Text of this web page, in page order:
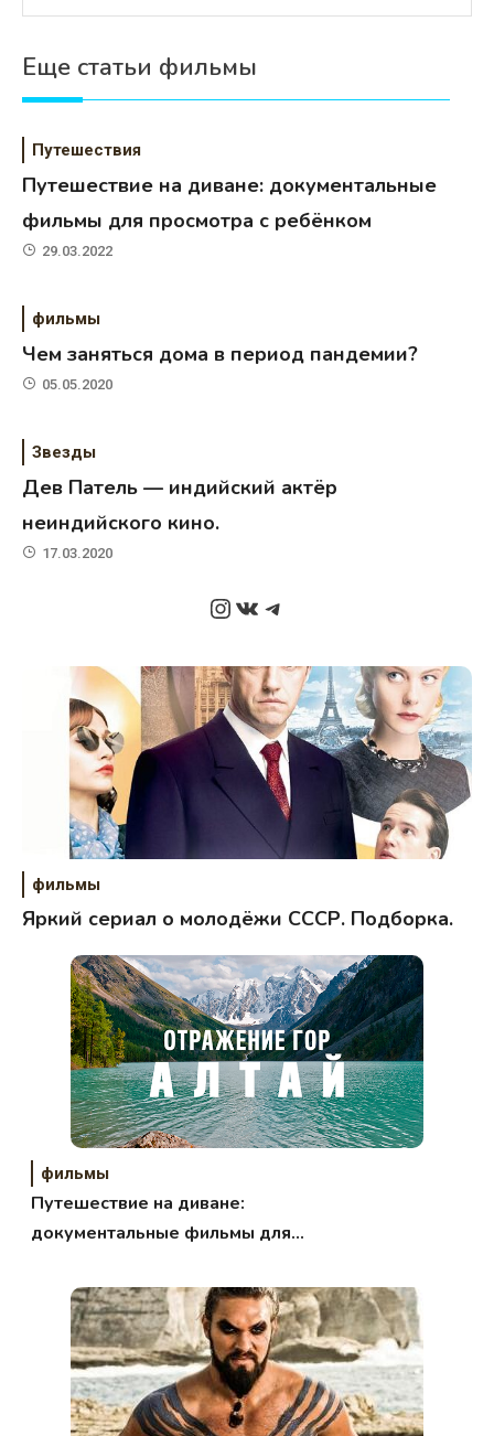
Еще статьи фильмы
Путешествия
Путешествие на диване: документальные
фильмы для просмотра с ребёнком
29.03.2022
фильмы
Чем заняться дома в период пандемии?
05.05.2020
Звезды
Дев Патель — индийский актёр
неиндийского кино.
17.03.2020
Instagram
ВКонтакте
Telegram
фильмы
Яркий сериал о молодёжи СССР. Подборка.
фильмы
Путешествие на диване:
документальные фильмы для